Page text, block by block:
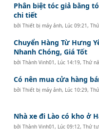
Phân biệt tóc giả bằng
chi tiết
bởiThiết bị máy ảnh, Lúc 09:21,
Chuyển Hàng Từ Hưng
Nhanh Chóng, Giá Tốt
bởiThành Vinh01 , Lúc 14:19, Thứ
Có nên mua cửa hàng
bởiThiết bị máy ảnh, Lúc 10:29,
Nhà xe đi Lào có kho ở
bởiThành Vinh01 , Lúc 09:12, Thứ tư